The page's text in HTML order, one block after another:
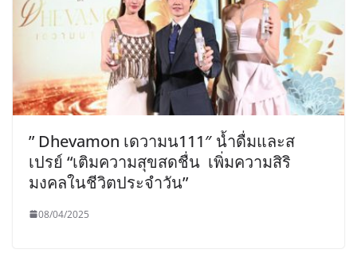
” Dhevamon เดวามน111″ น้ำดื่มและส
เปรย์ “เติมความสุขสดชื่น เพิ่มความสิริ
มงคลในชีวิตประจำวัน”
08/04/2025